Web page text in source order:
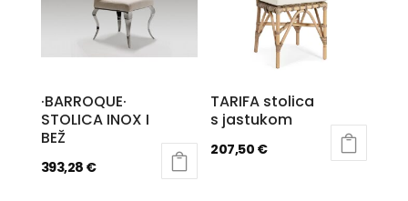
·BARROQUE·
STOLICA INOX I
BEŽ
393,28 €
TARIFA stolica
s jastukom
207,50 €